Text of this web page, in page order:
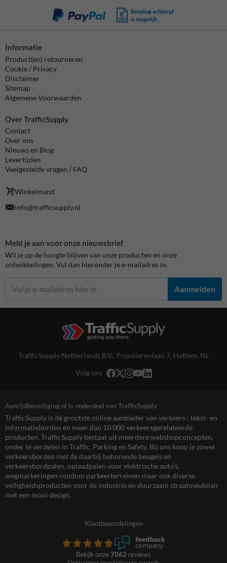
Betaling achteraf
is mogelijk
Informatie
Product(en) retourneren
Cookie / Privacy
Disclaimer
Sitemap
Algemene Voorwaarden
Over TrafficSupply
Contact
Over ons
Nieuws en Blog
Levertijden
Veelgestelde vragen / FAQ
Winkelmand
info@trafficsupply.nl
Meld je aan voor onze nieuwsbrief
Wil je op de hoogte blijven van onze producten en onze
ontwikkelingen. Vul dan hieronder je e-mailadres in.
Aanmelden
TrafficSupply Netherlands B.V., Populierenlaan 7, Hattem, NL
Volg ons
Aanrijdbeveiliging.nl is onderdeel van TrafficSupply
TrafficSupply is dé grootste online aanbieder van verkeers-, tekst- en
informatieborden en meer dan 10.000 verkeersgerelateerde
producten. TrafficSupply bestaat uit meerdere webshopconcepten,
onder te verdelen in Traffic, Parking en Safety. Bij ons koop je zowel
verkeersborden met de daarbij behorende beugels en
verkeersbordpalen, oplaadpalen voor elektrische auto’s,
wegmarkeringen rondom parkeerterreinen maar ook diverse
veiligheidsproducten voor de industrie en duurzaam straatmeubilair
met een mooi design.
Klantbeoordelingen
Bekijk onze 7062 reviews